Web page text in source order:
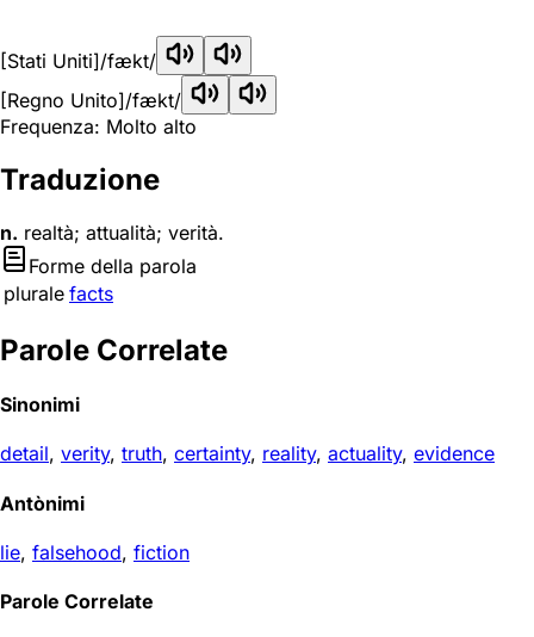
[Stati Uniti]/fækt/
[Regno Unito]/fækt/
Frequenza: Molto alto
Traduzione
n. realtà; attualità; verità.
Forme della parola
plurale facts
Parole Correlate
Sinonimi
detail, verity, truth, certainty, reality, actuality, evidence
Antònimi
lie, falsehood, fiction
Parole Correlate